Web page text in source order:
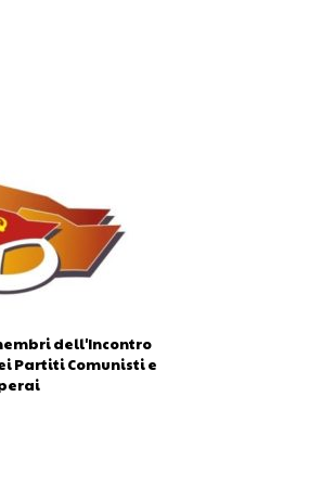
dell'Incontro
Partiti Comunisti e